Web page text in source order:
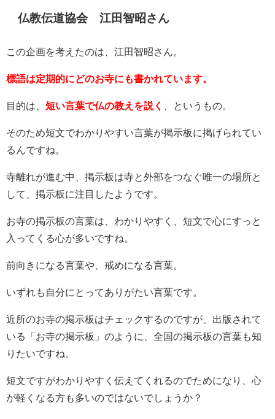
仏教伝道協会 江田智昭さん
この企画を考えたのは、江田智昭さん。
標語は定期的にどのお寺にも書かれています。
目的は、 短い言葉で仏の教えを説く 、というもの。
そのため短文でわかりやすい言葉が掲示板に掲げられてい
るんですね。
寺離れが進む中、掲示板は寺と外部をつなぐ唯一の場所と
して、掲示板に注目したようです。
お寺の掲示板の言葉は、わかりやすく、短文で心にすっと
入ってくる心が多いですね。
前向きになる言葉や、戒めになる言葉。
いずれも自分にとってありがたい言葉です。
近所のお寺の掲示板はチェックするのですが、出版されて
いる「お寺の掲示板」のように、全国の掲示板の言葉も知
りたいですね。
短文ですがわかりやすく伝えてくれるのでためになり、心
が軽くなる方も多いのではないでしょうか？